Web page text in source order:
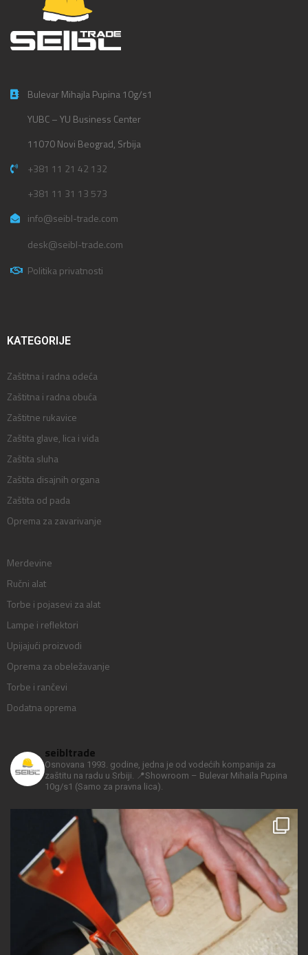
Bulevar Mihajla Pupina 10g/s1
YUBC – YU Business Center
11070 Novi Beograd, Srbija
+381 11 21 42 132
+381 11 31 13 573
info@seibl-trade.com
desk@seibl-trade.com
Politika privatnosti
KATEGORIJE
Zaštitna i radna odeća
Zaštitna i radna obuća
Zaštitne rukavice
Zaštita glave, lica i vida
Zaštita sluha
Zaštita disajnih organa
Zaštita od pada
Oprema za zavarivanje
Merdevine
Ručni alat
Torbe i pojasevi za alat
Lampe i reflektori
Upijajući proizvodi
Oprema za obeležavanje
Torbe i rančevi
Dodatna oprema
seibltrade
Osnovana 1993. godine, jedna je od vodećih kompanija za
zaštitu na radu u Srbiji.
📍Showroom – Bulevar Mihaila Pupina
10g/s1 (Samo za pravna lica).